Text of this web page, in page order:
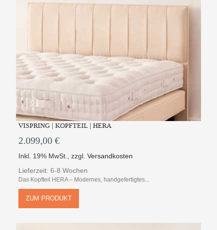
VISPRING | KOPFTEIL | HERA
2.099,00 €
Inkl. 19% MwSt.,zzgl.Versandkosten
Lieferzeit: 6-8 Wochen
Das Kopfteil HERA – Modernes, handgefertigtes...
ZUM PRODUKT